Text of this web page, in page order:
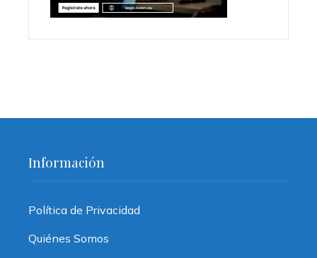
Información
Política de Privacidad
Quiénes Somos